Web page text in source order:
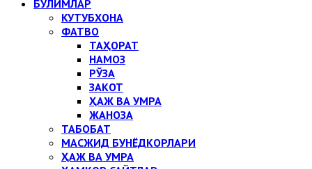
БЎЛИМЛАР
КУТУБХОНА
ФАТВО
ТАҲОРАТ
НАМОЗ
РЎЗА
ЗАКОТ
ҲАЖ ВА УМРА
ЖАНОЗА
ТАБОБАТ
МАСЖИД БУНЁДКОРЛАРИ
ҲАЖ ВА УМРА